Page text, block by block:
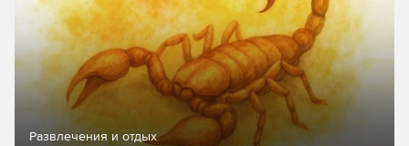
Развлечения и отдых